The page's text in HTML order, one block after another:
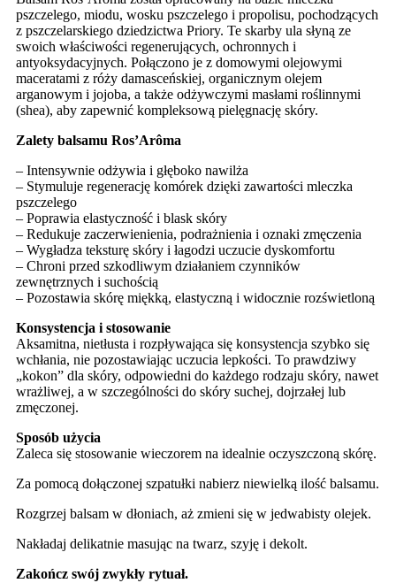
pszczelego, miodu, wosku pszczelego i propolisu, pochodzących
z pszczelarskiego dziedzictwa Priory. Te skarby ula słyną ze
swoich właściwości regenerujących, ochronnych i
antyoksydacyjnych. Połączono je z domowymi olejowymi
maceratami z róży damasceńskiej, organicznym olejem
arganowym i jojoba, a także odżywczymi masłami roślinnymi
(shea), aby zapewnić kompleksową pielęgnację skóry.
Zalety balsamu Ros’Arôma
– Intensywnie odżywia i głęboko nawilża
– Stymuluje regenerację komórek dzięki zawartości mleczka
pszczelego
– Poprawia elastyczność i blask skóry
– Redukuje zaczerwienienia, podrażnienia i oznaki zmęczenia
– Wygładza teksturę skóry i łagodzi uczucie dyskomfortu
– Chroni przed szkodliwym działaniem czynników
zewnętrznych i suchością
– Pozostawia skórę miękką, elastyczną i widocznie rozświetloną
Konsystencja i stosowanie
Aksamitna, nietłusta i rozpływająca się konsystencja szybko się
wchłania, nie pozostawiając uczucia lepkości. To prawdziwy
„kokon” dla skóry, odpowiedni do każdego rodzaju skóry, nawet
wrażliwej, a w szczególności do skóry suchej, dojrzałej lub
zmęczonej.
Sposób użycia
Zaleca się stosowanie wieczorem na idealnie oczyszczoną skórę.
Za pomocą dołączonej szpatułki nabierz niewielką ilość balsamu.
Rozgrzej balsam w dłoniach, aż zmieni się w jedwabisty olejek.
Nakładaj delikatnie masując na twarz, szyję i dekolt.
Zakończ swój zwykły rytuał.